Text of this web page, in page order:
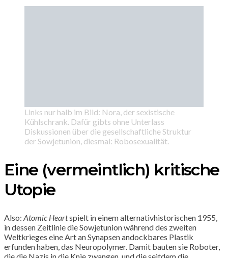
Links nur halb im Bild: Nora, der sexistische
Kühlschrank. Dafür gibts ohne Unterlass
Diskussionen über die gesellschaftliche Struktur
der Sowjetunion, diesmal: Robosexualität.
Eine (vermeintlich) kritische
Utopie
Also: Atomic Heartspielt in einem alternativhistorischen 1955,
in dessen Zeitlinie die Sowjetunion während des zweiten
Weltkrieges eine Art an Synapsen andockbares Plastik
erfunden haben, das Neuropolymer. Damit bauten sie Roboter,